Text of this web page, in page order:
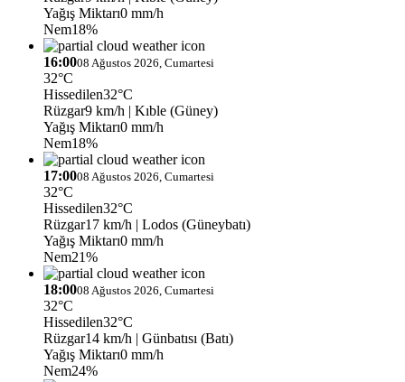
Yağış Miktarı0 mm/h
Nem18%
16:0008 Ağustos 2026, Cumartesi
32°C
Hissedilen32°C
Rüzgar9 km/h | Kıble (Güney)
Yağış Miktarı0 mm/h
Nem18%
17:0008 Ağustos 2026, Cumartesi
32°C
Hissedilen32°C
Rüzgar17 km/h | Lodos (Güneybatı)
Yağış Miktarı0 mm/h
Nem21%
18:0008 Ağustos 2026, Cumartesi
32°C
Hissedilen32°C
Rüzgar14 km/h | Günbatısı (Batı)
Yağış Miktarı0 mm/h
Nem24%